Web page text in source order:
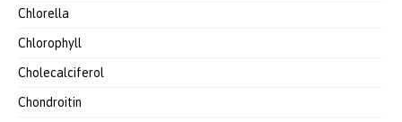
Chlorella
Chlorophyll
Cholecalciferol
Chondroitin